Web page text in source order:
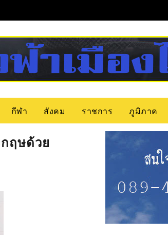
กีฬา สังคม ราชการ ภูมิภาค
ฤษด้วย